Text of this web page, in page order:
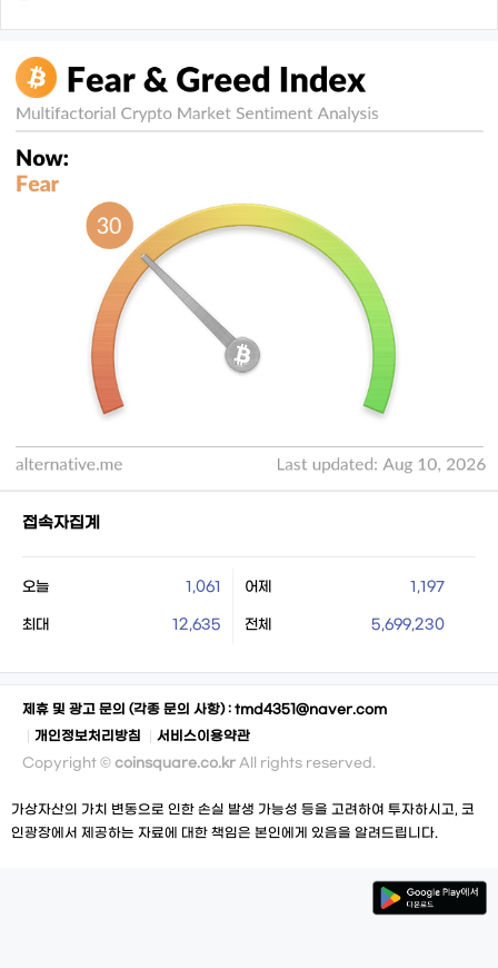
접속자집계
오늘 1,061 어제 1,197
최대 12,635 전체 5,699,230
제휴 및 광고 문의 (각종 문의 사항) : tmd4351@naver.com
개인정보처리방침
서비스이용약관
Copyright © coinsquare.co.kr All rights reserved.
가상자산의 가치 변동으로 인한 손실 발생 가능성 등을 고려하여 투자하시고, 코
인광장에서 제공하는 자료에 대한 책임은 본인에게 있음을 알려드립니다.